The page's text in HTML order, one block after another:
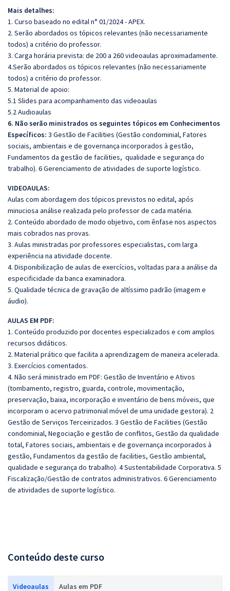
Mais detalhes:
1. Curso baseado no edital n° 01/2024 - APEX.
2. Serão abordados os tópicos relevantes (não necessariamente
todos) a critério do professor.
3. Carga horária prevista: de 200 a 260 videoaulas aproximadamente.
4.Serão abordados os tópicos relevantes (não necessariamente
todos) a critério do professor.
5. Material de apoio:
5.1 Slides para acompanhamento das videoaulas
5.2 Audioaulas
6. Não serão ministrados os seguintes tópicos em Conhecimentos
Específicos: 3 Gestão de Facilities (Gestão condominial, Fatores
sociais, ambientais e de governança incorporados à gestão,
Fundamentos da gestão de facilities, qualidade e segurança do
trabalho). 6 Gerenciamento de atividades de suporte logístico.
VIDEOAULAS:
Aulas com abordagem dos tópicos previstos no edital, após
minuciosa análise realizada pelo professor de cada matéria.
2. Conteúdo abordado de modo objetivo, com ênfase nos aspectos
mais cobrados nas provas.
3. Aulas ministradas por professores especialistas, com larga
experiência na atividade docente.
4. Disponibilização de aulas de exercícios, voltadas para a análise da
especificidade da banca examinadora.
5. Qualidade técnica de gravação de altíssimo padrão (imagem e
áudio).
AULAS EM PDF:
1. Conteúdo produzido por docentes especializados e com amplos
recursos didáticos.
2. Material prático que facilita a aprendizagem de maneira acelerada.
3. Exercícios comentados.
4. Não será ministrado em PDF: Gestão de Inventário e Ativos
(tombamento, registro, guarda, controle, movimentação,
preservação, baixa, incorporação e inventário de bens móveis, que
incorporam o acervo patrimonial móvel de uma unidade gestora). 2
Gestão de Serviços Terceirizados. 3 Gestão de Facilities (Gestão
condominial, Negociação e gestão de conflitos, Gestão da qualidade
total, Fatores sociais, ambientais e de governança incorporados à
gestão, Fundamentos da gestão de facilities, Gestão ambiental,
qualidade e segurança do trabalho). 4 Sustentabilidade Corporativa. 5
Fiscalização/Gestão de contratos administrativos. 6 Gerenciamento
de atividades de suporte logístico.
Conteúdo deste curso
Videoaulas Aulas em PDF